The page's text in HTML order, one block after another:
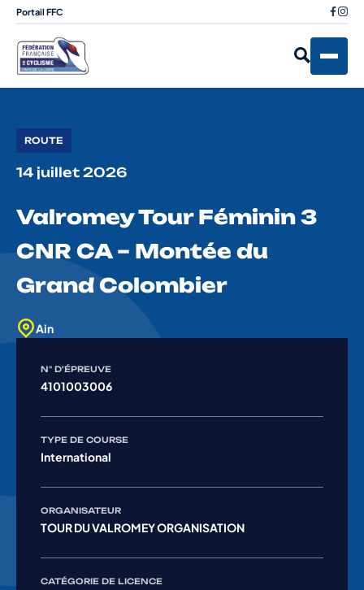
Portail FFC
ROUTE
14 juillet 2026
Valromey Tour Féminin 3
CNR CA – Montée du
Grand Colombier
Ain
N° D'ÉPREUVE
4101003006
TYPE DE COURSE
International
ORGANISATEUR
TOUR DU VALROMEY ORGANISATION
CATÉGORIE DE LICENCE